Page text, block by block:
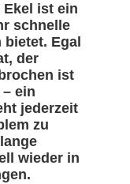
ist ein
schnelle
Egal
der
ist
ein
jederzeit
zu
wieder in